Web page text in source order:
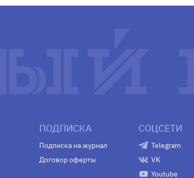
ПОДПИСКА
Подписка на журнал
Договор оферты
СОЦСЕТИ
Telegram
VK
Youtube